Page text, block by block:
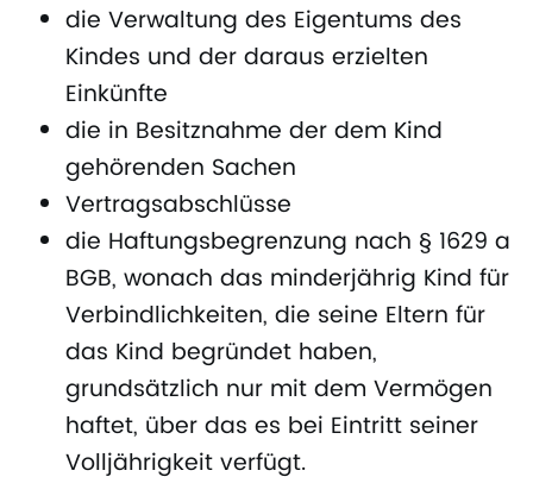
die Verwaltung des Eigentums des
Kindes und der daraus erzielten
Einkünfte
die in Besitznahme der dem Kind
gehörenden Sachen
Vertragsabschlüsse
die Haftungsbegrenzung nach § 1629 a
BGB, wonach das minderjährig Kind für
Verbindlichkeiten, die seine Eltern für
das Kind begründet haben,
grundsätzlich nur mit dem Vermögen
haftet, über das es bei Eintritt seiner
Volljährigkeit verfügt.